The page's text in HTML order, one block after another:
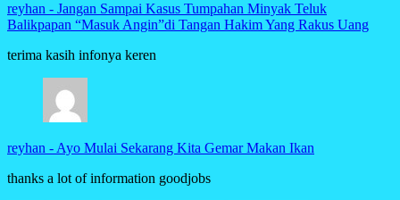
reyhan - Jangan Sampai Kasus Tumpahan Minyak Teluk
Balikpapan “Masuk Angin”di Tangan Hakim Yang Rakus Uang
terima kasih infonya keren
reyhan - Ayo Mulai Sekarang Kita Gemar Makan Ikan
thanks a lot of information goodjobs